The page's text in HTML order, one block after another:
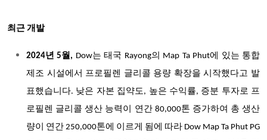
최근 개발
2024년 5월, Dow는 태국 Rayong의 Map Ta Phut에 있는 통합
제조 시설에서 프로필렌 글리콜 용량 확장을 시작했다고 발
표했습니다. 낮은 자본 집약도, 높은 수익률, 증분 투자로 프
로필렌 글리콜 생산 능력이 연간 80,000톤 증가하여 총 생산
량이 연간 250,000톤에 이르게 됨에 따라 Dow Map Ta Phut PG